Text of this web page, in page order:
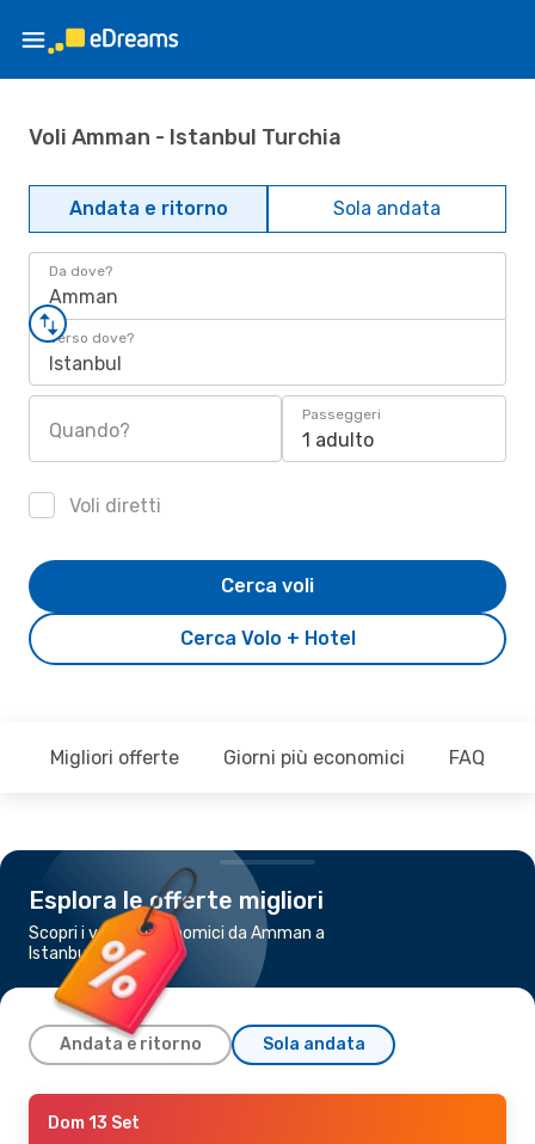
Voli Amman - Istanbul Turchia
Andata e ritorno Sola andata
Da dove?
Amman
Verso dove?
Istanbul
Quando?
Passeggeri
1 adulto
Voli diretti
Cerca Volo + Hotel
Cerca voli
Migliori offerte Giorni più economici FAQ
Esplora le offerte migliori
Scopri i voli più economici da Amman a
Istanbul
Andata e ritorno Sola andata
Gio 3 Set- Dom 6 Set
Dom 13 Set